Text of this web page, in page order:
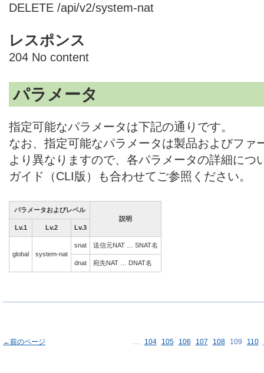
DELETE /api/v2/system-nat
レスポンス
204 No content
パラメータ
指定可能なパラメータは下記の通りです。
なお、指定可能なパラメータは製品およびファ
より異なりますので、各パラメータの詳細につ
ガイド（CLI版）も合わせてご参照ください。
パラメータおよびレベル
説明
Lv.1
Lv.2 Lv.3
global system-nat
snat 送信元NAT … SNAT名
dnat 宛先NAT … DNAT名
←前のページ … 104 105 106 107 108 109 110